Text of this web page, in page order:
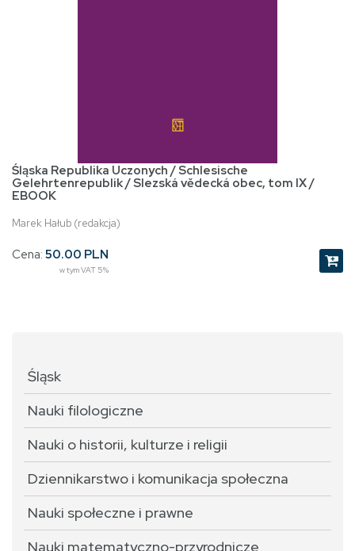
Śląska Republika Uczonych / Schlesische
Gelehrtenrepublik / Slezská vědecká obec, tom IX /
EBOOK
Marek Hałub (redakcja)
Cena: 50.00 PLN
w tym VAT 5%
Śląsk
Nauki filologiczne
Nauki o historii, kulturze i religii
Dziennikarstwo i komunikacja społeczna
Nauki społeczne i prawne
Nauki matematyczno-przyrodnicze